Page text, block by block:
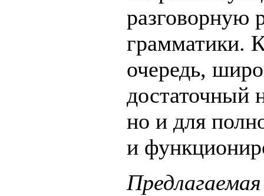
разговорную
грамматики.
очередь,
достаточный
но и для
и